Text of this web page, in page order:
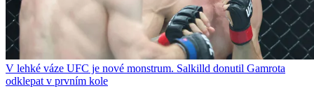
V lehké váze UFC je nové monstrum. Salkilld donutil Gamrota
odklepat v prvním kole